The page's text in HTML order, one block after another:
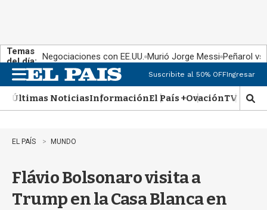
Temas
del día: Negociaciones con EE.UU. Murió Jorge Messi Peñarol
n
u
Suscribite al 50% OFFIngresar
Últimas NoticiasInformaciónEl País +OvaciónTV Show
M
o
EL PAÍS MUNDO
Flávio Bolsonaro visita a
Trump en la Casa Blanca en